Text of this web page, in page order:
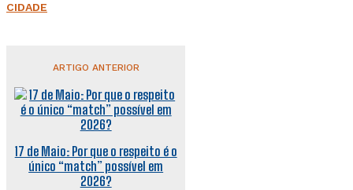
CIDADE
ARTIGO ANTERIOR
17 de Maio: Por que o respeito é o
único “match” possível em
2026?